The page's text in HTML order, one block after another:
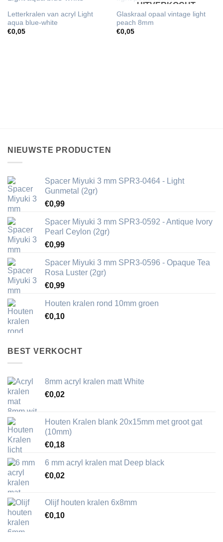
Letterkralen van acryl Light
aqua blue-white
€0,05
UITVERKOCHT
Glaskraal opaal vintage light
peach 8mm
€0,05
NIEUWSTE PRODUCTEN
Spacer Miyuki 3 mm SPR3-0464 - Light
Gunmetal (2gr)
€0,99
Spacer Miyuki 3 mm SPR3-0592 - Antique Ivory
Pearl Ceylon (2gr)
€0,99
Spacer Miyuki 3 mm SPR3-0596 - Opaque Tea
Rosa Luster (2gr)
€0,99
Houten kralen rond 10mm groen
€0,10
BEST VERKOCHT
8mm acryl kralen matt White
€0,02
Houten Kralen blank 20x15mm met groot gat
(10mm)
€0,18
6 mm acryl kralen mat Deep black
€0,02
Olijf houten kralen 6x8mm
€0,10